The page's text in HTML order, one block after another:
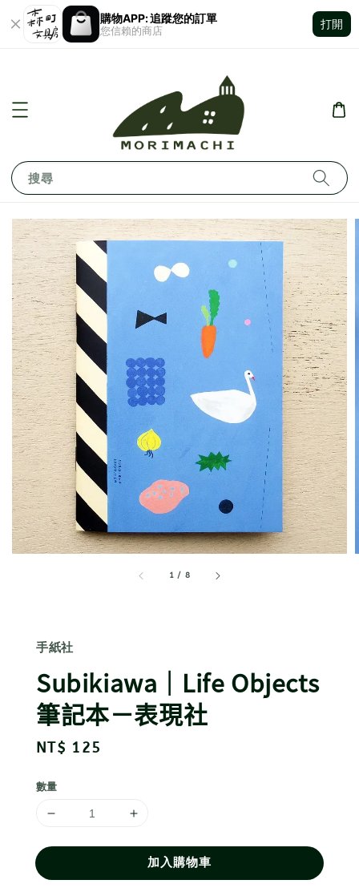
購物APP: 追蹤您的訂單
您信賴的商店
打開
搜尋
1 / 8
手紙社
Subikiawa｜Life Objects
筆記本－表現社
Regular
NT$ 125
數量
加入購物車